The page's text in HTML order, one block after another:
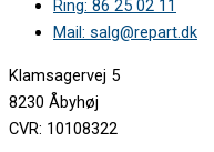
Ring: 86 25 02 11
Mail: salg@repart.dk
Klamsagervej 5
8230 Åbyhøj
CVR: 10108322